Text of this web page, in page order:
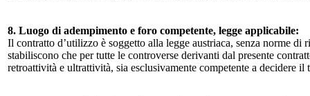
8. Luogo di adempimento e foro competente, legge applicabile:
Il contratto d’utilizzo è soggetto alla legge austriaca, senza norme
stabiliscono che per tutte le controverse derivanti dal presente
retroattività e ultrattività, sia esclusivamente competente a decidere